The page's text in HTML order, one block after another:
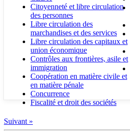
Citoyenneté et libre circulation
des personnes
Libre circulation des
marchandises et des services
Libre circulation des capitaux et
union économique
Contrôles aux frontières, asile et
immigration
Coopération en matière civile et
en matière pénale
Concurrence
Fiscalité et droit des sociétés
Suivant »